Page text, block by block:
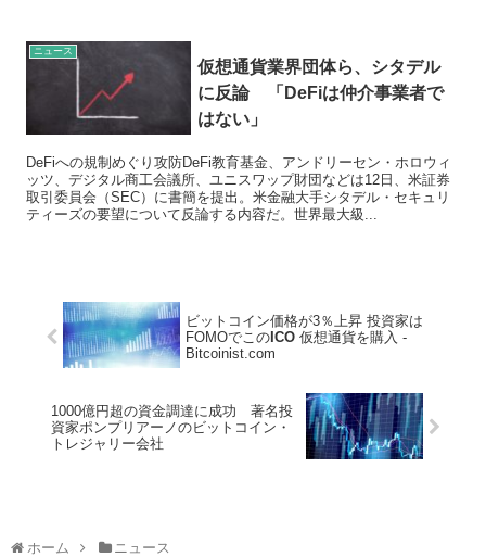
ニュース
仮想通貨業界団体ら、シタデル
に反論 「DeFiは仲介事業者で
はない」
DeFiへの規制めぐり攻防DeFi教育基金、アンドリーセン・ホロウィ
ッツ、デジタル商工会議所、ユニスワップ財団などは12日、米証券
取引委員会（SEC）に書簡を提出。米金融大手シタデル・セキュリ
ティーズの要望について反論する内容だ。世界最大級...
ビットコイン価格が3％上昇 投資家は
FOMOでこの ICO 仮想通貨を購入 -
Bitcoinist.com
1000億円超の資金調達に成功 著名投
資家ポンプリアーノのビットコイン・
トレジャリー会社
ホーム ニュース